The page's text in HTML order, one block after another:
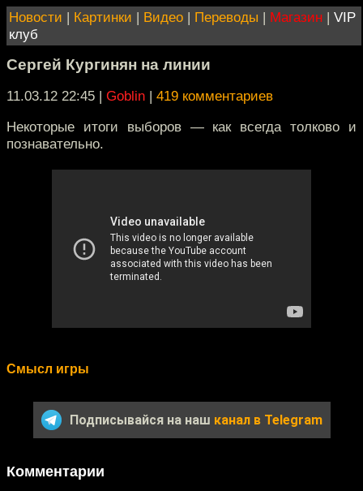
Новости | Картинки | Видео | Переводы | Магазин | VIP
клуб
Сергей Кургинян на линии
11.03.12 22:45 | Goblin | 419 комментариев
Некоторые итоги выборов — как всегда толково и
познавательно.
Смысл игры
Подписывайся на наш канал в Telegram
Комментарии